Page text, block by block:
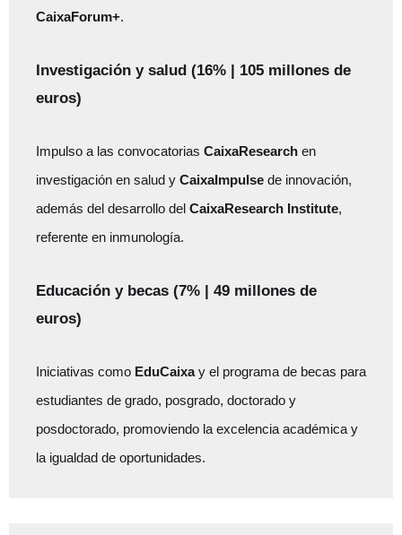
CaixaForum+.
Investigación y salud (16% | 105 millones de
euros)
Impulso a las convocatorias CaixaResearch en
investigación en salud y CaixaImpulse de innovación,
además del desarrollo del CaixaResearch Institute,
referente en inmunología.
Educación y becas (7% | 49 millones de
euros)
Iniciativas como EduCaixay el programa de becas para
estudiantes de grado, posgrado, doctorado y
posdoctorado, promoviendo la excelencia académica y
la igualdad de oportunidades.